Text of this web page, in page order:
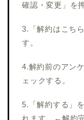
確認・変更」を
3.「解約はこち
す。
4.解約前のアン
ェックする。
5.「解約する」